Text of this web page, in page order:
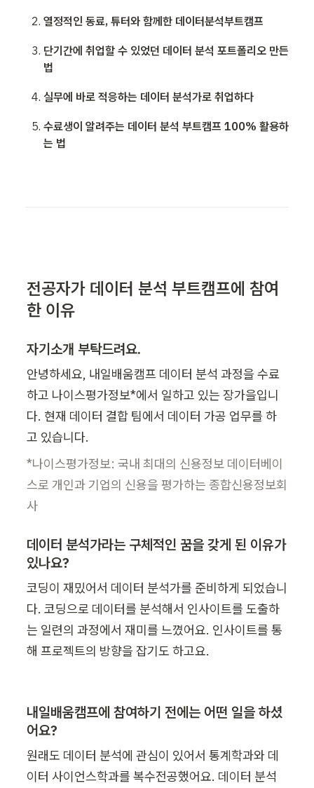
열정적인 동료, 튜터와 함께한 데이터분석부트캠프
단기간에 취업할 수 있었던 데이터 분석 포트폴리오 만든
법
실무에 바로 적응하는 데이터 분석가로 취업하다
수료생이 알려주는 데이터 분석 부트캠프 100% 활용하
는 법
전공자가 데이터 분석 부트캠프에 참여
한 이유
자기소개 부탁드려요.
안녕하세요, 내일배움캠프 데이터 분석 과정을 수료
하고 나이스평가정보*에서 일하고 있는 장가을입니
다. 현재 데이터 결합 팀에서 데이터 가공 업무를 하
고 있습니다.
*나이스평가정보: 국내 최대의 신용정보 데이터베이
스로 개인과 기업의 신용을 평가하는 종합신용정보회
데이터 분석가라는 구체적인 꿈을 갖게 된 이유가
있나요?
코딩이 재밌어서 데이터 분석가를 준비하게 되었습니
다. 코딩으로 데이터를 분석해서 인사이트를 도출하
는 일련의 과정에서 재미를 느꼈어요. 인사이트를 통
해 프로젝트의 방향을 잡기도 하고요.
내일배움캠프에 참여하기 전에는 어떤 일을 하셨
어요?
원래도 데이터 분석에 관심이 있어서 통계학과와 데
이터 사이언스학과를 복수전공했어요. 데이터 분석